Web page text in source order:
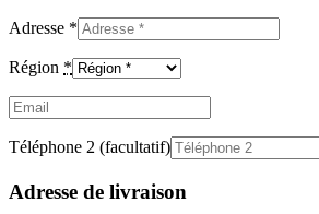
Adresse *
Région *
Email
Téléphone 2 (facultatif)
Adresse de livraison